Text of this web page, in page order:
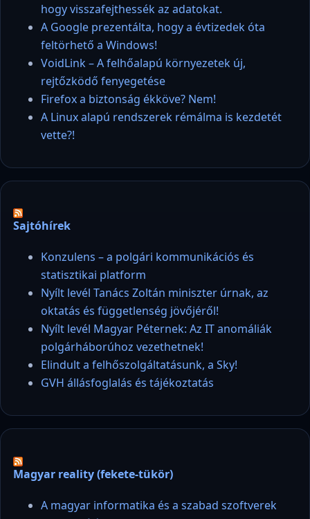
hogy visszafejthessék az adatokat.
A Google prezentálta, hogy a évtizedek óta
feltörhető a Windows!
VoidLink – A felhőalapú környezetek új,
rejtőzködő fenyegetése
Firefox a biztonság ékköve? Nem!
A Linux alapú rendszerek rémálma is kezdetét
vette?!
Sajtóhírek
Konzulens – a polgári kommunikációs és
statisztikai platform
Nyílt levél Tanács Zoltán miniszter úrnak, az
oktatás és függetlenség jövőjéről!
Nyílt levél Magyar Péternek: Az IT anomáliák
polgárháborúhoz vezethetnek!
Elindult a felhőszolgáltatásunk, a Sky!
GVH állásfoglalás és tájékoztatás
Magyar reality (fekete-tükör)
A magyar informatika és a szabad szoftverek